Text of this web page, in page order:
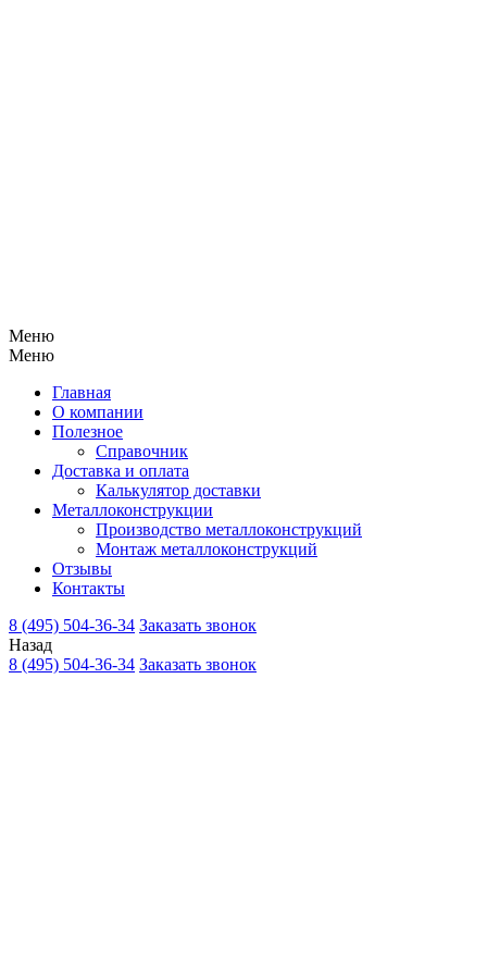
Меню
Меню
Главная
О компании
Полезное
Справочник
Доставка и оплата
Калькулятор доставки
Металлоконструкции
Производство металлоконструкций
Монтаж металлоконструкций
Отзывы
Контакты
8 (495) 504-36-34 Заказать звонок
Назад
8 (495) 504-36-34 Заказать звонок